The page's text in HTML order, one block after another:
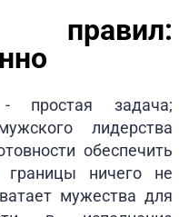
правил:
простая задача;
лидерства
обеспечить
ничего не
мужества для